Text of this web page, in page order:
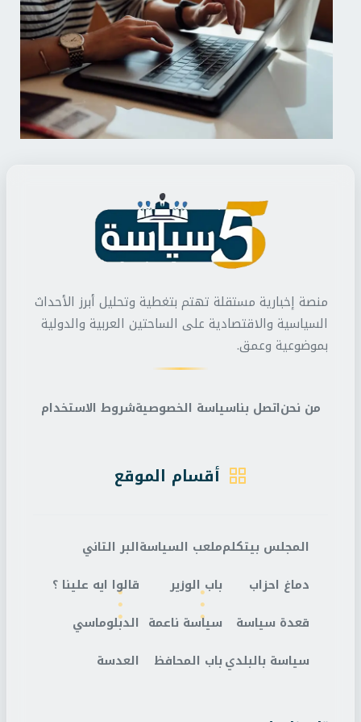
منصة إخبارية مستقلة تهتم بتغطية وتحليل أبرز الأحداث
السياسية والاقتصادية على الساحتين العربية والدولية
بموضوعية وعمق.
من نحناتصل بناسياسة الخصوصيةشروط الاستخدام
أقسام الموقع
المجلس بيتكلم
دماغ احزاب
قعدة سياسة
سياسة بالبلدي
ملعب السياسة
باب الوزير
سياسة ناعمة
باب المحافظ
البر التاني
قالوا ايه علينا ؟
الدبلوماسي
العدسة